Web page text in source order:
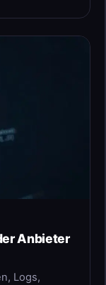
Anbieter
Logs,